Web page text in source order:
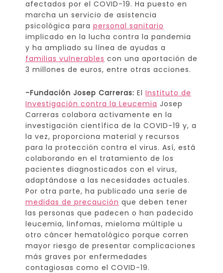
afectados por el COVID-19. Ha puesto en
marcha un servicio de asistencia
psicológica para personal sanitario
implicado en la lucha contra la pandemia
y ha ampliado su línea de ayudas a
familias vulnerables con una aportación de
3 millones de euros, entre otras acciones.
-Fundación Josep Carreras: El Instituto de
Investigación contra la Leucemia Josep
Carreras colabora activamente en la
investigación científica de la COVID-19 y, a
la vez, proporciona material y recursos
para la protección contra el virus. Así, está
colaborando en el tratamiento de los
pacientes diagnosticados con el virus,
adaptándose a las necesidades actuales.
Por otra parte, ha publicado una serie de
medidas de precaución que deben tener
las personas que padecen o han padecido
leucemia, linfomas, mieloma múltiple u
otro cáncer hematológico porque corren
mayor riesgo de presentar complicaciones
más graves por enfermedades
contagiosas como el COVID-19.